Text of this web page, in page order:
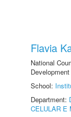
Flavia
National
School:
Department:
CELULAR E